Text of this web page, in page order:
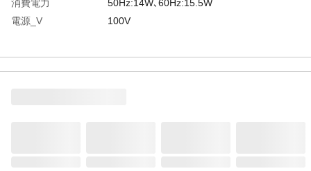
消費電力
50Hz:14W､60Hz:15.5W
電源_V
100V